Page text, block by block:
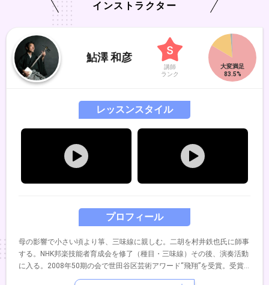
インストラクター
鮎澤 和彦
講師
ランク
プロフィール
母の影響で小さい頃より箏、三味線に親しむ。二胡を村井鉄也氏に師事
する。NHK邦楽技能者育成会を修了（種目・三味線）その後、演奏活動
に入る。2008年50期の会で世田谷区芸術アワード“飛翔”を受賞。受賞
公演では、韓国のコムンゴ・サンジョを三味線で演奏し好評を博す。
レッスンスタイル